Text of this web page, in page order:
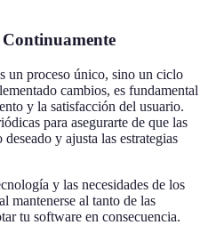
un proceso único, sino un ciclo
cambios, es fundamental
y la satisfacción del usuario.
para asegurarte de que las
y ajusta las estrategias
y las necesidades de los
mantenerse al tanto de las
tu software en consecuencia.